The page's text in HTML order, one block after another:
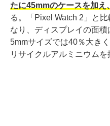
たに45mmのケースを加え
る。「Pixel Watch 2」と
なり、ディスプレイの面
5mmサイズでは40％大き
リサイクルアルミニウムを